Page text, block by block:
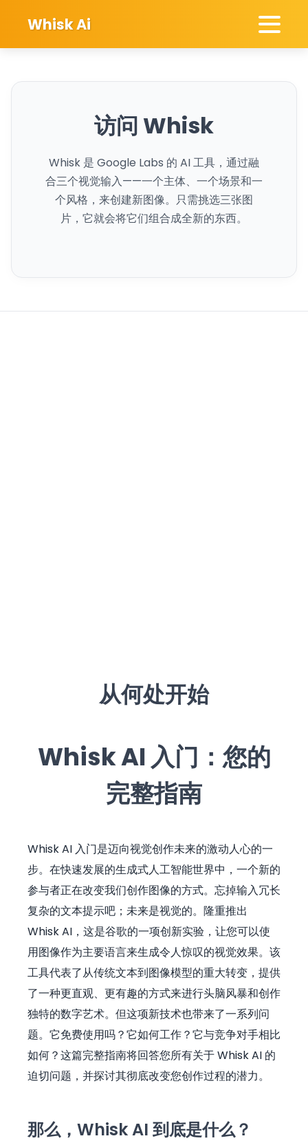
Whisk Ai
访问 Whisk
Whisk 是 Google Labs 的 AI 工具，通过融
合三个视觉输入——一个主体、一个场景和一
个风格，来创建新图像。只需挑选三张图
片，它就会将它们组合成全新的东西。
从何处开始
Whisk AI 入门：您的
完整指南
Whisk AI 入门是迈向视觉创作未来的激动人心的一
步。在快速发展的生成式人工智能世界中，一个新的
参与者正在改变我们创作图像的方式。忘掉输入冗长
复杂的文本提示吧；未来是视觉的。隆重推出
Whisk AI，这是谷歌的一项创新实验，让您可以使
用图像作为主要语言来生成令人惊叹的视觉效果。该
工具代表了从传统文本到图像模型的重大转变，提供
了一种更直观、更有趣的方式来进行头脑风暴和创作
独特的数字艺术。但这项新技术也带来了一系列问
题。它免费使用吗？它如何工作？它与竞争对手相比
如何？这篇完整指南将回答您所有关于 Whisk AI 的
迫切问题，并探讨其彻底改变您创作过程的潜力。
那么，Whisk AI 到底是什么？